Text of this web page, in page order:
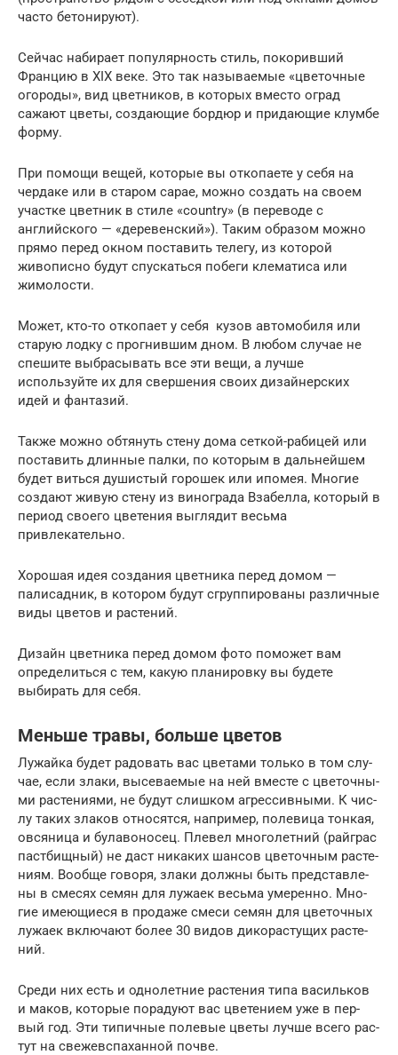
часто бетонируют).
Сейчас набирает популярность стиль, покоривший
Францию в XIX веке. Это так называемые «цветочные
огороды», вид цветников, в которых вместо оград
сажают цветы, создающие бордюр и придающие клумбе
форму.
При помощи вещей, которые вы откопаете у себя на
чердаке или в старом сарае, можно создать на своем
участке цветник в стиле «country» (в переводе с
английского — «деревенский»). Таким образом можно
прямо перед окном поставить телегу, из которой
живописно будут спускаться побеги клематиса или
жимолости.
Может, кто-то откопает у себя кузов автомобиля или
старую лодку с прогнившим дном. В любом случае не
спешите выбрасывать все эти вещи, а лучше
используйте их для свершения своих дизайнерских
идей и фантазий.
Также можно обтянуть стену дома сеткой-рабицей или
поставить длинные палки, по которым в дальнейшем
будет виться душистый горошек или ипомея. Многие
создают живую стену из винограда Bзабелла, который в
период своего цветения выглядит весьма
привлекательно.
Хорошая идея создания цветника перед домом —
палисадник, в котором будут сгруппированы различные
виды цветов и растений.
Дизайн цветника перед домом фото поможет вам
определиться с тем, какую планировку вы будете
выбирать для себя.
Мень­ше тра­вы, боль­ше цве­тов
Лу­жай­ка бу­дет ра­довать вас цве­тами толь­ко в том слу­
чае, ес­ли зла­ки, вы­сева­емые на ней вмес­те с цве­точ­ны­
ми рас­те­ни­ями, не бу­дут слиш­ком аг­рессив­ны­ми. К чис­
лу та­ких зла­ков от­но­сят­ся, нап­ри­мер, по­леви­ца тон­кая,
ов­ся­ница и бу­лаво­носец. Пле­вел мно­голет­ний (рай­грас
пас­тбищ­ный) не даст ни­каких шан­сов цве­точ­ным рас­те­
ни­ям. Во­об­ще го­воря, зла­ки дол­жны быть пред­став­ле­
ны в сме­сях се­мян для лу­жа­ек весь­ма уме­рен­но. Мно­
гие име­ющи­еся в про­даже сме­си се­мян для цве­точ­ных
лу­жа­ек вклю­ча­ют бо­лее 30 ви­дов ди­корас­ту­щих рас­те­
ний.
Сре­ди них есть и од­но­лет­ние рас­те­ния ти­па ва­силь­ков
и ма­ков, ко­торые по­раду­ют вас цве­тени­ем уже в пер­
вый год. Эти ти­пич­ные по­левые цве­ты луч­ше все­го рас­
тут на све­жев­спа­хан­ной поч­ве.